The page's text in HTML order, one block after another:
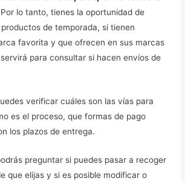
lo tanto, tienes la oportunidad de
de temporada, si tienen
favorita y que ofrecen en sus marcas
para consultar si hacen envíos de
verificar cuáles son las vías para
es el proceso, que formas de pago
los plazos de entrega.
preguntar si puedes pasar a recoger
que elijas y si es posible modificar o